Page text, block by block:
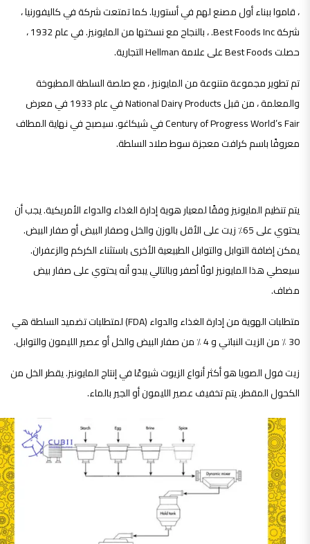
، قاموا ببناء أول مصنع لهم في أستوريا. كما تمتعت شركة في كاليفورنيا ،
شركة Best Foods Inc. ، بالنجاح مع نسختها من المايونيز. في عام 1932 ،
حصلت Best Foods على علامة Hellman التجارية.
تم تطوير مجموعة متنوعة من المايونيز ، مع صلصة السلطة المطبوخة
والمعلمة ، من قبل National Dairy Products في عام 1933 في معرض
Century of Progress World’s Fair في شيكاغو. سيصبح في نهاية المطاف
معروفًا باسم كرافت معجزة سوط صلاد السلطة.
يتم تنظيم المايونيز وفقًا لمعيار هوية إدارة الغذاء والدواء الأمريكية. يجب أن
يحتوي على 65٪ زيت على الأقل بالوزن والخل وصفار البيض أو صفار البيض.
يمكن إضافة التوابل والتوابل الطبيعية الأخرى باستثناء الكركم والزعفران.
سيعطي هذا المايونيز لونًا أصفر وبالتالي يبدو أنه يحتوي على صفار بيض
مضاف.
متطلبات الهوية من إدارة الغذاء والدواء (FDA) لمتطلبات تضميد السلطة هي
30 ٪ من الزيت النباتي و 4 ٪ من صفار البيض والخل أو عصير الليمون والتوابل.
زيت فول الصويا هو أكثر أنواع الزيوت شيوعًا في إنتاج المايونيز. يقطر الخل من
الكحول المقطر. يتم تخفيف عصير الليمون أو الجير بالماء.